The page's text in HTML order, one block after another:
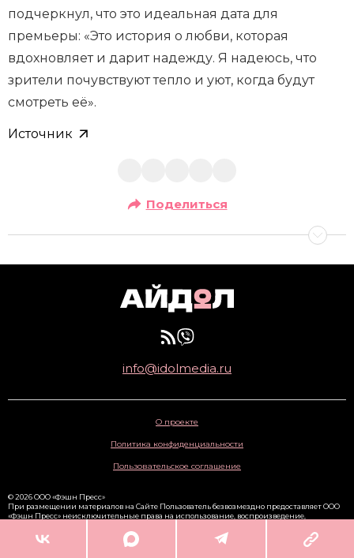
подчеркнул, что это идеальная дата для
премьеры: «Это история о любви, которая
вдохновляет и дарит надежду. Я надеюсь, что
зрители почувствуют тепло и уют, когда будут
смотреть её».
Источник
Поделиться
info@idolmedia.ru
О проекте
Политика конфиденциальности
Пользовательское соглашение
© 2026 ООО «Фэшн Пресс»
При размещении материалов на Сайте Пользователь безвозмездно предоставляет ООО
«Фэшн Пресс» неисключительные права на использование, воспроизведение,
материалов и доведение их до всеобщего сведения через сайт
www.idolmedia.ru. 16+